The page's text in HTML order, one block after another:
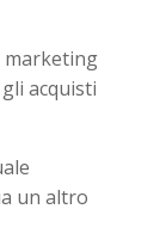
marketing
acquisti
un altro